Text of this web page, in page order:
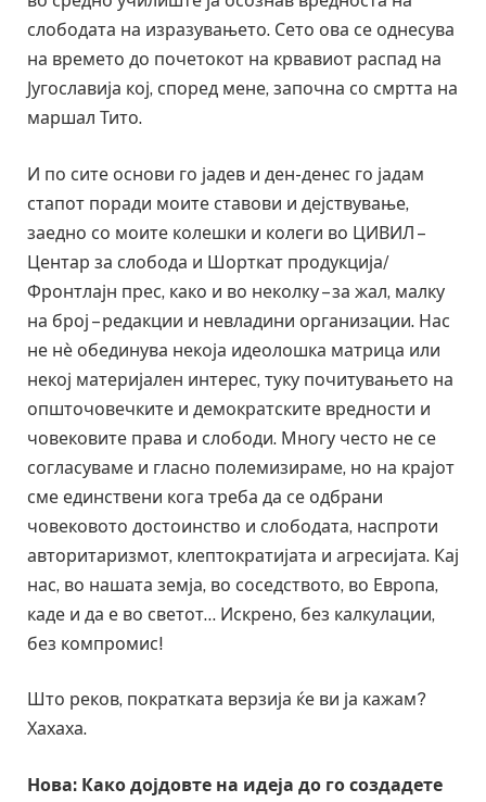
слободата на изразувањето. Сето ова се однесува
на времето до почетокот на крвавиот распад на
Југославија кој, според мене, започна со смртта на
маршал Тито.
И по сите основи го јадев и ден-денес го јадам
стапот поради моите ставови и дејствување,
заедно со моите колешки и колеги во ЦИВИЛ –
Центар за слобода и Шорткат продукција/
Фронтлајн прес, како и во неколку – за жал, малку
на број – редакции и невладини организации. Нас
не нѐ обединува некоја идеолошка матрица или
некој материјален интерес, туку почитувањето на
општочовечките и демократските вредности и
човековите права и слободи. Многу често не се
согласуваме и гласно полемизираме, но на крајот
сме единствени кога треба да се одбрани
човековото достоинство и слободата, наспроти
авторитаризмот, клептократијата и агресијата. Кај
нас, во нашата земја, во соседството, во Европа,
каде и да е во светот… Искрено, без калкулации,
без компромис!
Што реков, пократката верзија ќе ви ја кажам?
Хахаха.
Нова: Како дојдовте на идеја до го создадете